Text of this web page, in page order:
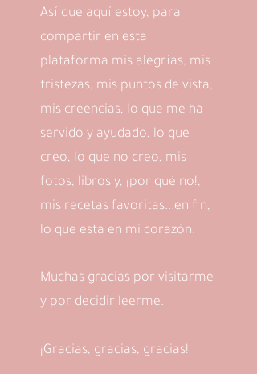
Así que aquí estoy, para
compartir en esta
plataforma mis alegrías, mis
tristezas, mis puntos de vista,
mis creencias, lo que me ha
servido y ayudado, lo que
creo, lo que no creo, mis
fotos, libros y, ¡por qué no!,
mis recetas favoritas...en fin,
lo que esta en mi corazón.
Muchas gracias por visitarme
y por decidir leerme.
¡Gracias, gracias, gracias!